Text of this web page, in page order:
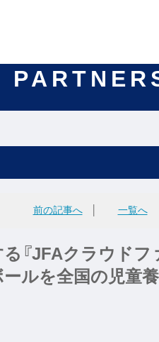
前の記事へ│ 一覧へ
『JFAクラウドフ
ルを全国の児童